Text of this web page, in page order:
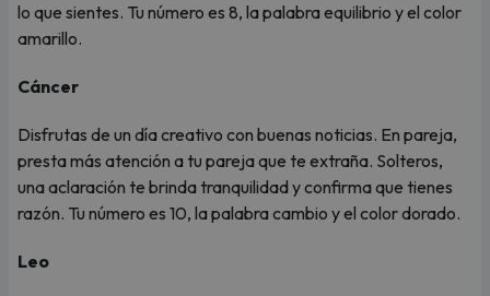
lo que sientes. Tu número es 8, la palabra equilibrio y el color
amarillo.
Cáncer
Disfrutas de un día creativo con buenas noticias. En pareja,
presta más atención a tu pareja que te extraña. Solteros,
una aclaración te brinda tranquilidad y confirma que tienes
razón. Tu número es 10, la palabra cambio y el color dorado.
Leo